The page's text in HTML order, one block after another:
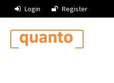
Login Register